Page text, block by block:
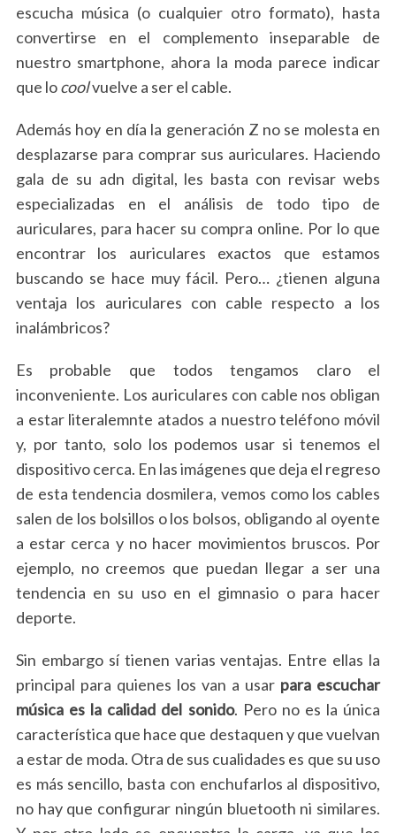
escucha música (o cualquier otro formato), hasta
convertirse en el complemento inseparable de
nuestro smartphone, ahora la moda parece indicar
que locoolvuelve a ser el cable.
Además hoy en día la generación Z no se molesta en
desplazarse para comprar sus auriculares. Haciendo
gala de su adn digital, les basta con revisar webs
especializadas en el análisis de todo tipo de
auriculares, para hacer su compra online. Por lo que
encontrar los auriculares exactos que estamos
buscando se hace muy fácil. Pero… ¿tienen alguna
ventaja los auriculares con cable respecto a los
inalámbricos?
Es probable que todos tengamos claro el
inconveniente. Los auriculares con cable nos obligan
a estar literalemnte atados a nuestro teléfono móvil
y, por tanto, solo los podemos usar si tenemos el
dispositivo cerca. En las imágenes que deja el regreso
de esta tendencia dosmilera, vemos como los cables
salen de los bolsillos o los bolsos, obligando al oyente
a estar cerca y no hacer movimientos bruscos. Por
ejemplo, no creemos que puedan llegar a ser una
tendencia en su uso en el gimnasio o para hacer
deporte.
Sin embargo sí tienen varias ventajas. Entre ellas la
principal para quienes los van a usar para escuchar
música es la calidad del sonido. Pero no es la única
característica que hace que destaquen y que vuelvan
a estar de moda. Otra de sus cualidades es que su uso
es más sencillo, basta con enchufarlos al dispositivo,
no hay que configurar ningún bluetooth ni similares.